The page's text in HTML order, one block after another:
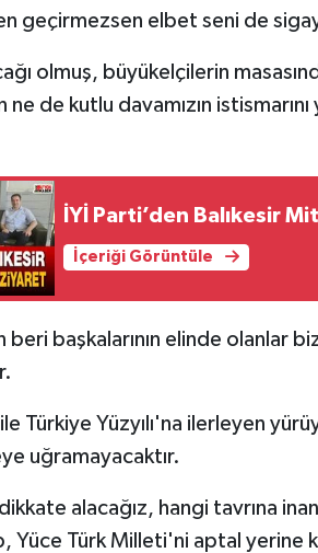
geçirmezsen elbet seni de
olmuş, büyükelçilerin
de kutlu davamızın
İYİ Parti’den Balıkesir
İçeriği Görüntüle
beri başkalarının elinde olanlar
Türkiye Yüzyılı'na ilerleyen
uğramayacaktır.
alacağız, hangi tavrına
Yüce Türk Milleti'ni aptal yerine